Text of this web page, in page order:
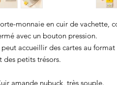
monnaie en cuir de vachette,
avec un bouton pression.
peut accueillir des cartes au
des petits trésors.
amande nubuck, très souple.